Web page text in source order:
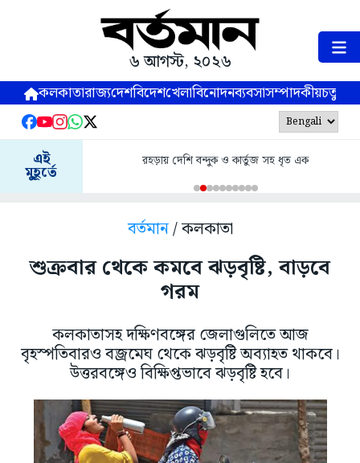
৬ আগস্ট, ২০২৬
কলকাতারাজ্যদেশবিদেশখেলাবিনোদনব্যবসাসম্পাদকীয়
এই
মুহূর্তে
রহড়ায় দেশি বন্দুক ও কার্তুজ সহ ধৃত এক
বর্তমান/ কলকাতা
শুক্রবার থেকে কমবে ঝড়বৃষ্টি, বাড়বে
গরম
কলকাতাসহ দক্ষিণবঙ্গের জেলাগুলিতে আজ
বৃহস্পতিবারও বজ্রমেঘ থেকে ঝড়বৃষ্টি অব্যাহত থাকবে।
উত্তরবঙ্গেও বিক্ষিপ্তভাবে ঝড়বৃষ্টি হবে।